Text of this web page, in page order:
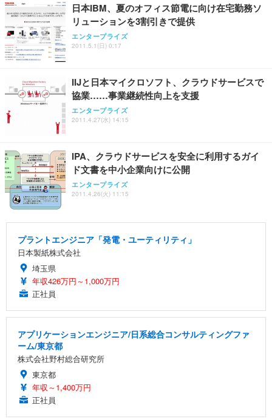
レスト 3Dヘッドレスト ハンガー付き 高反発クッシ
ョン PCチェア 通気性メッシュ ゲーミング/勉強/事
務用 おしゃれ パソコンチェア (ホワイト)
￥7,680
ANDWINT オフィスチェア デスクチェア 肘なし メ
ト 幅52×奥行58.5×高さ84～96cm テレワーク 在宅
勤務 ブラック
￥4,139
応 ComfortView ビジネス向け
￥15,800
【MiniLED/24.5inch/280Hz/FHD】GRAPHT THE S
像低減 (3年保証 | 輝点保証 | 日本メーカー)
￥34,980
￥3,670
アイリスオーヤマ ペットシーツ 超厚型 お徳用 レギ
￥3,731
日本IBM、夏のオフィス節電に向け在宅勤務ソ
リューションを3割引きで提供
エンタープライズ
2011.5.1(日) 0:17
IIJと日本マイクロソフト、クラウドサービスで
協業……事業継続性向上を支援
エンタープライズ
2011.4.27(水) 14:15
IPA、クラウドサービスを安全に利用するガイ
ド文書を中小企業向けに公開
エンタープライズ
2011.4.26(火) 11:15
プラントエンジニア「発電・ユーティリティ」
日本製紙株式会社
埼玉県
年収426万円～1,000万円
正社員
アプリケーションエンジニア/日系総合コンサルティングファ
ーム/東京都
株式会社野村総合研究所
東京都
年収～1,400万円
正社員